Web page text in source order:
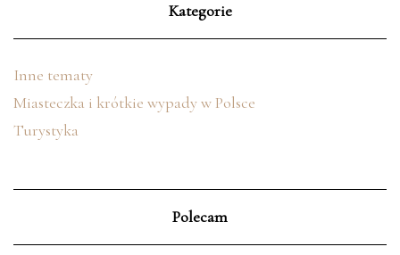
Kategorie
Inne tematy
Miasteczka i krótkie wypady w Polsce
Turystyka
Polecam